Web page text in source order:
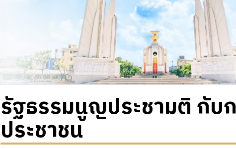
รัฐธรรมนูญประชามติ กับ
ประชาชน